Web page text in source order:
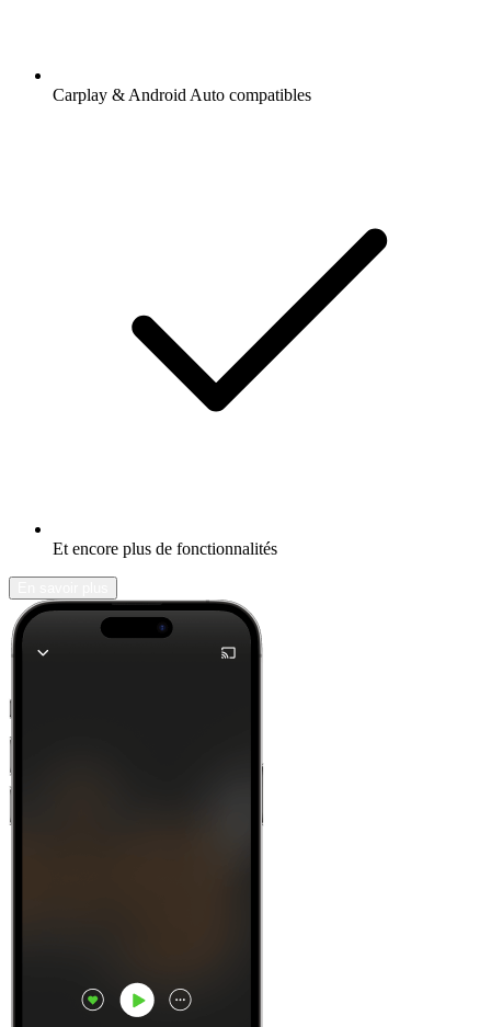
Carplay & Android Auto compatibles
Et encore plus de fonctionnalités